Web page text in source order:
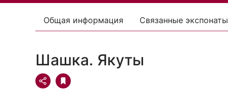
Общая информация Связанные экспонаты
Шашка. Якуты